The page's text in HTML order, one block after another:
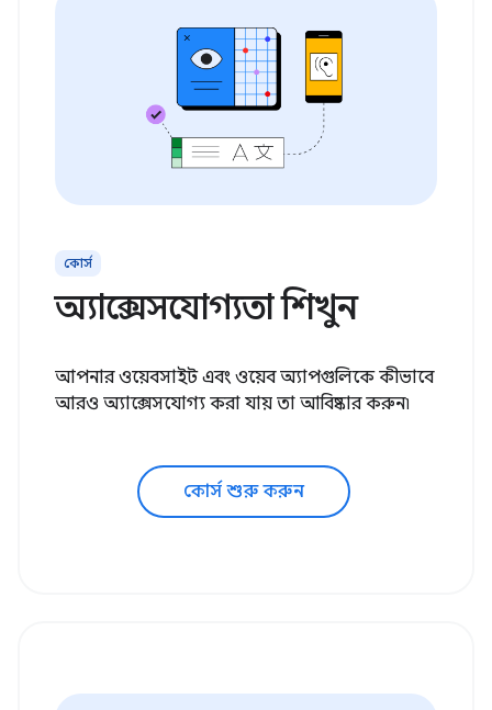
কোর্স
অ্যাক্সেসযোগ্যতা শিখুন
আপনার ওয়েবসাইট এবং ওয়েব অ্যাপগুলিকে কীভাবে
আরও অ্যাক্সেসযোগ্য করা যায় তা আবিষ্কার করুন৷
কোর্স শুরু করুন